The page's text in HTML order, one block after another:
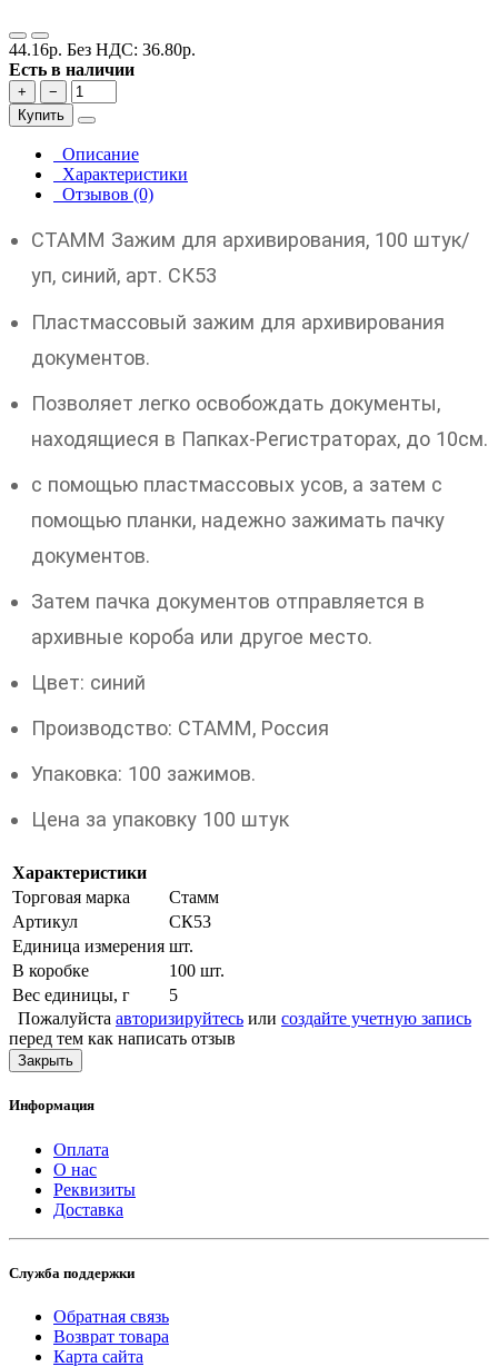
44.16р. Без НДС: 36.80р.
Есть в наличии
+
−
Купить
Описание
Характеристики
Отзывов (0)
СТАММ Зажим для архивирования, 100 штук/
уп, синий, арт. СК53
Пластмассовый зажим для архивирования
документов.
Позволяет легко освобождать документы,
находящиеся в Папках-Регистраторах, до 10см.
с помощью пластмассовых усов, а затем с
помощью планки, надежно зажимать пачку
документов.
Затем пачка документов отправляется в
архивные короба или другое место.
Цвет: синий
Производство: СТАММ, Россия
Упаковка: 100 зажимов.
Цена за упаковку 100 штук
Характеристики
Торговая марка
Стамм
Артикул
СК53
Единица измерения шт.
В коробке
100 шт.
Вес единицы, г
5
Пожалуйста авторизируйтесь или создайте учетную запись
перед тем как написать отзыв
Закрыть
Информация
Оплата
О нас
Реквизиты
Доставка
Служба поддержки
Обратная связь
Возврат товара
Карта сайта